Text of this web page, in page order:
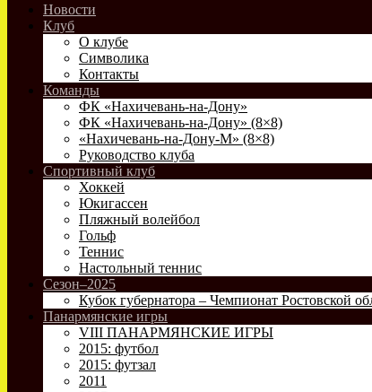
Новости
Клуб
О клубе
Символика
Контакты
Команды
ФК «Нахичевань-на-Дону»
ФК «Нахичевань-на-Дону» (8×8)
«Нахичевань-на-Дону-М» (8×8)
Руководство клуба
Спортивный клуб
Хоккей
Юкигассен
Пляжный волейбол
Гольф
Теннис
Настольный теннис
Сезон–2025
Кубок губернатора – Чемпионат Ростовской
Панармянские игры
VIII ПАНАРМЯНСКИЕ ИГРЫ
2015: футбол
2015: футзал
2011